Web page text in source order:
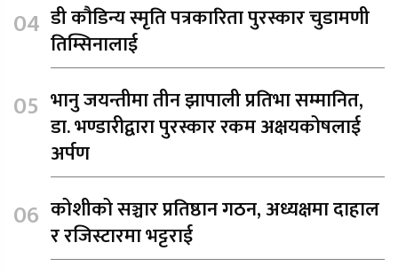
डी कौडिन्य स्मृति पत्रकारिता पुरस्कार चुडामणी
तिम्सिनालाई
भानु जयन्तीमा तीन झापाली प्रतिभा सम्मानित,
डा. भण्डारीद्वारा पुरस्कार रकम अक्षयकोषलाई
अर्पण
कोशीको सञ्चार प्रतिष्ठान गठन, अध्यक्षमा दाहाल
र रजिस्टारमा भट्टराई